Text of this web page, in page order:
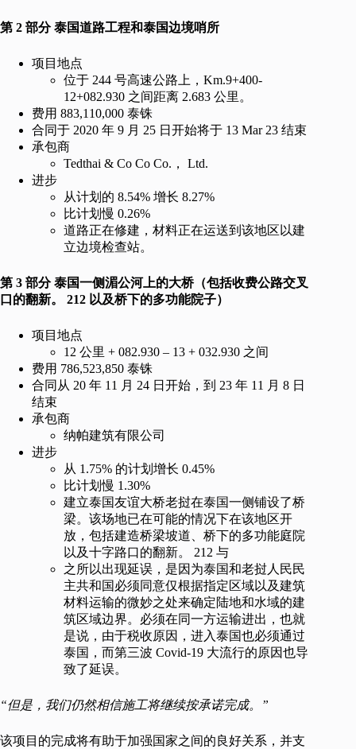
第 2 部分 泰国道路工程和泰国边境哨所
项目地点
位于 244 号高速公路上，Km.9+400-
12+082.930 之间距离 2.683 公里。
费用 883,110,000 泰铢
合同于 2020 年 9 月 25 日开始将于 13 Mar 23 结束
承包商
Tedthai & Co Co Co.， Ltd.
进步
从计划的 8.54% 增长 8.27%
比计划慢 0.26%
道路正在修建，材料正在运送到该地区以建
立边境检查站。
第 3 部分 泰国一侧湄公河上的大桥（包括收费公路交叉
口的翻新。 212 以及桥下的多功能院子）
项目地点
12 公里 + 082.930 – 13 + 032.930 之间
费用 786,523,850 泰铢
合同从 20 年 11 月 24 日开始，到 23 年 11 月 8 日
结束
承包商
纳帕建筑有限公司
进步
从 1.75% 的计划增长 0.45%
比计划慢 1.30%
建立泰国友谊大桥老挝在泰国一侧铺设了桥
梁。该场地已在可能的情况下在该地区开
放，包括建造桥梁坡道、桥下的多功能庭院
以及十字路口的翻新。 212 与
之所以出现延误，是因为泰国和老挝人民民
主共和国必须同意仅根据指定区域以及建筑
材料运输的微妙之处来确定陆地和水域的建
筑区域边界。必须在同一方运输进出，也就
是说，由于税收原因，进入泰国也必须通过
泰国，而第三波 Covid-19 大流行的原因也导
致了延误。
“但是，我们仍然相信施工将继续按承诺完成。”
该项目的完成将有助于加强国家之间的良好关系，并支